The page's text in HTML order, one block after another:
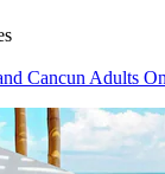
Cancun Adults